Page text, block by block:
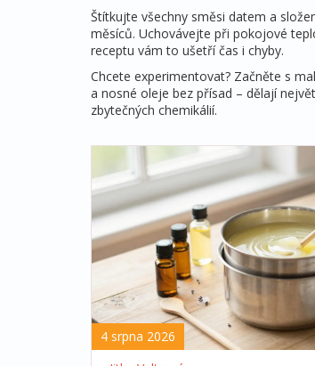
Štítkujte všechny směsi datem a
měsíců. Uchovávejte při pokojové
receptu vám to ušetří čas i chyby.
Chcete experimentovat? Začněte s
a nosné oleje bez přísad – dělají
zbytečných chemikálií.
4 srpna 2026